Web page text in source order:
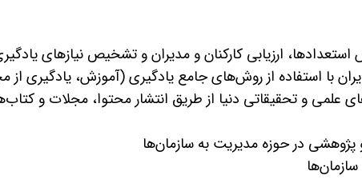
ارزیابی کارکنان و مدیران و تشخیص نیازهای
با استفاده از روش‌های جامع یادگیری (آموزش، یادگیری
علمی و تحقیقاتی دنیا از طریق انتشار محتوا، مجلات و
در حوزه مدیریت به سازمان‌ها